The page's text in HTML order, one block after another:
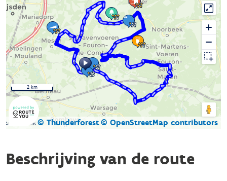
Kaartgegevens © Thunderforest© OpenStreetMap contributors
2 km
Beschrijving van de route